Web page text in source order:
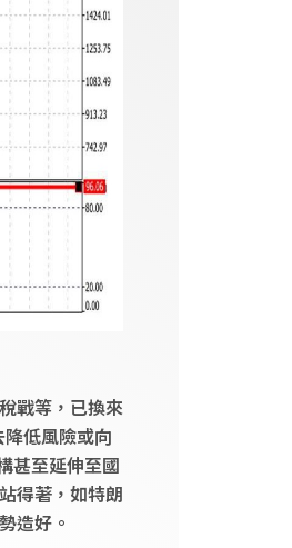
戰等，已換來
低風險或向
甚至延伸至國
得著，如特朗
造好。